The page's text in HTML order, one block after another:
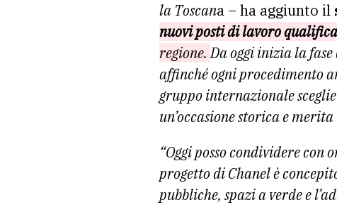
la Toscana – ha aggiunto il
nuovi posti di lavoro
regione.Da oggi inizia la
affinché ogni procedimento
gruppo internazionale
un’occasione storica e
“Oggi posso condividere
progetto di Chanel è
pubbliche, spazi a verde e